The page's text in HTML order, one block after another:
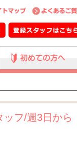
フ/週3日から